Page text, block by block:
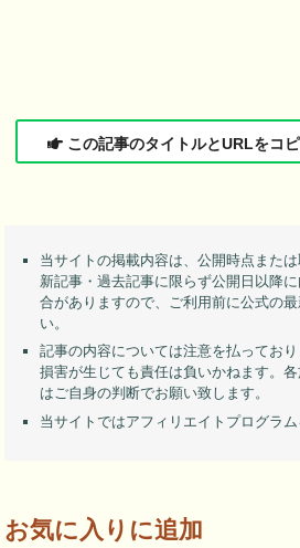
この記事のタイトルとURLをコ
当サイトの掲載内容は、公開時点また
新記事・過去記事に限らず公開日以降
合がありますので、ご利用前に公式の
い。
記事の内容については注意を払ってお
損害が生じても責任は負いかねます。
はご自身の判断でお願い致します。
当サイトではアフィリエイトプログラム
お気に入りに追加